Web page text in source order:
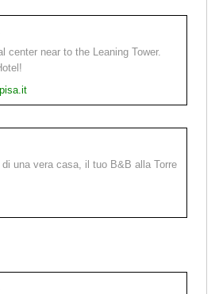
center near to the Leaning Tower.
di una vera casa, il tuo B&B alla Torre